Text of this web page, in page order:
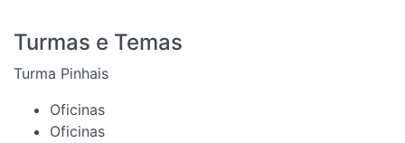
Turmas e Temas
Turma Pinhais
Oficinas
Oficinas